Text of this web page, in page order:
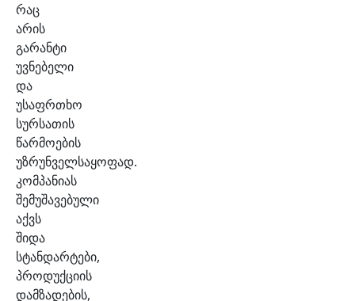
რაც
არის
გარანტი
უვნებელი
და
უსაფრთხო
სურსათის
წარმოების
უზრუნველსაყოფად.
კომპანიას
შემუშავებული
აქვს
შიდა
სტანდარტები,
პროდუქციის
დამზადების,